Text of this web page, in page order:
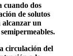
cuando dos
de solutos
alcanzar un
circulación del